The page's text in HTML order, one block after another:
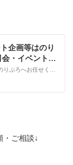
企画等はのり
・イベント
せください。福島での司会・イベントMC・イベント企画等はのりぷろへお任せください。
ご相談↓